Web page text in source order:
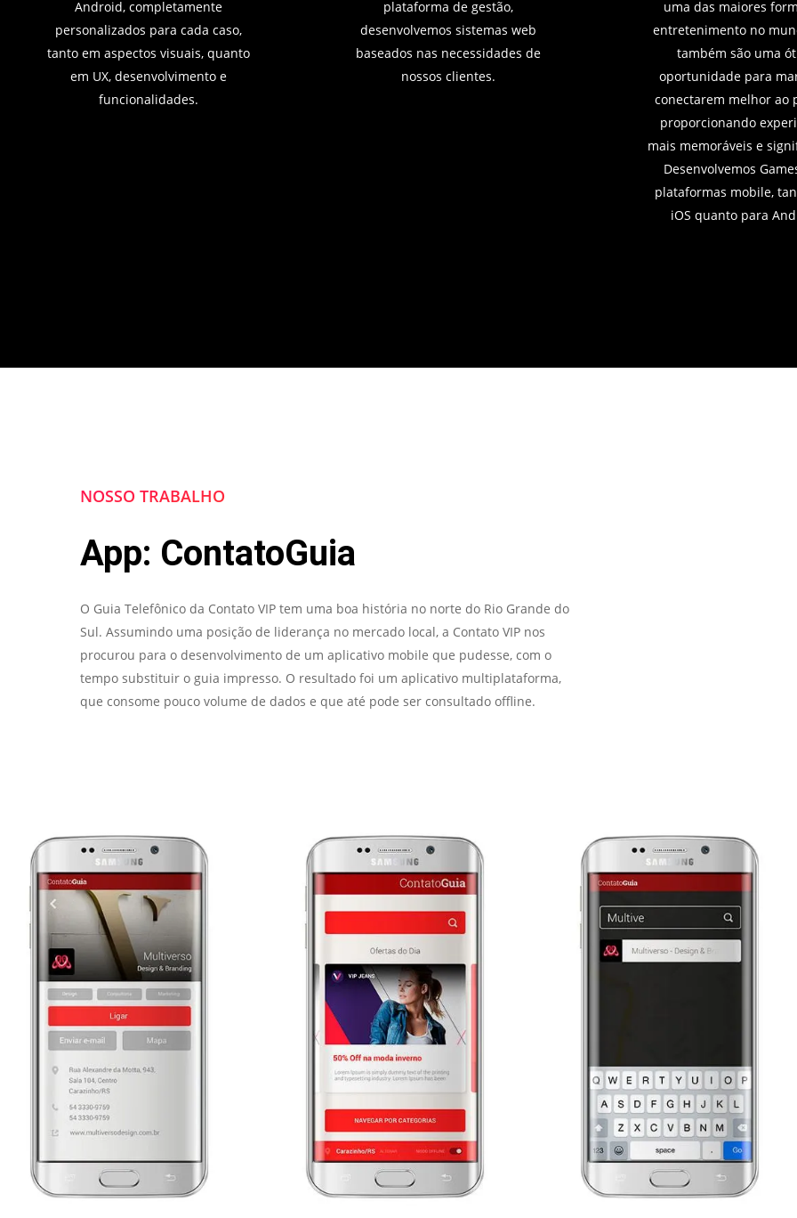
Android, completamente
personalizados para cada caso,
tanto em aspectos visuais, quanto
em UX, desenvolvimento e
funcionalidades.
plataforma de gestão,
desenvolvemos sistemas web
baseados nas necessidades de
nossos clientes.
uma das maiores
entretenimento no
também são uma
oportunidade para
conectarem melhor ao
proporcionando
mais memoráveis e
Desenvolvemos
plataformas mobile,
iOS quanto para
NOSSO TRABALHO
App: ContatoGuia
O Guia Telefônico da Contato VIP tem uma boa história no norte do Rio Grande do
Sul. Assumindo uma posição de liderança no mercado local, a Contato VIP nos
procurou para o desenvolvimento de um aplicativo mobile que pudesse, com o
tempo substituir o guia impresso. O resultado foi um aplicativo multiplataforma,
que consome pouco volume de dados e que até pode ser consultado offline.